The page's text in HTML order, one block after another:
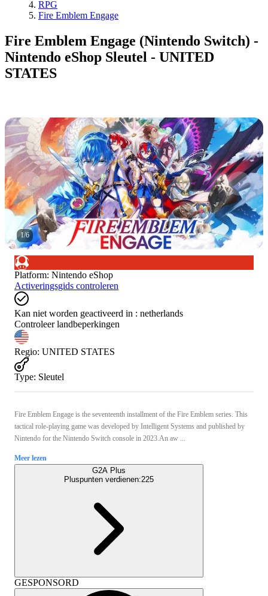
RPG
Fire Emblem Engage
Fire Emblem Engage (Nintendo Switch) -
Nintendo eShop Sleutel - UNITED
STATES
1/6
Platform: Nintendo eShop
Activeringsgids controleren
Kan niet worden geactiveerd in : netherlands
Controleer landbeperkingen
Regio: UNITED STATES
Type: Sleutel
Fire Emblem Engage is the seventeenth installment of the Fire Emblem series. This
tactical role-playing game was developed by Intelligent Systems and published by
Nintendo for the Nintendo Switch console in 2023.An aw ...
Meer lezen
G2A Plus
Pluspunten verdienen:225
GESPONSORD